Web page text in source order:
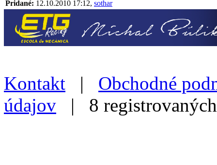
Pridané: 12.10.2010 17:12, sothar
Kontakt | Obchodné
údajov | 8